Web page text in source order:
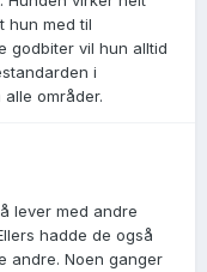
hun med til
godbiter vil hun alltid
i
områder.
lever med andre
hadde de også
andre. Noen ganger